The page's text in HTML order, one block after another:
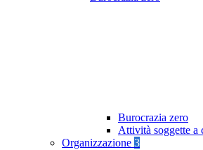
Burocrazia zero
Attività soggette a
Organizzazione 3